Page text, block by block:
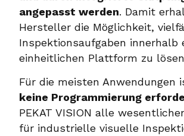
angepasst werden. Damit
Hersteller die Möglichkeit,
Inspektionsaufgaben innerhalb
einheitlichen Plattform zu
Für die meisten Anwendungen
keine Programmierung
PEKAT VISION alle
für industrielle visuelle